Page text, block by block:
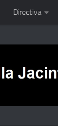
Directiva